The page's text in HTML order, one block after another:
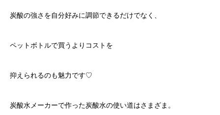
炭酸の強さを自分好みに調節できるだけでなく、
ペットボトルで買うよりコストを
抑えられるのも魅力です♡
炭酸水メーカーで作った炭酸水の使い道はさまざま。